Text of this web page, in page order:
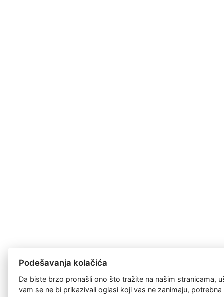
Podešavanja kolačića
Da biste brzo pronašli ono što tražite na našim stranicama,
vam se ne bi prikazivali oglasi koji vas ne zanimaju,